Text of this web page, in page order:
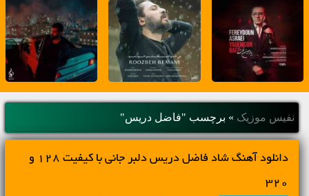
نفیس موزیک » برچسب "فاضل دریس"
دانلود آهنگ شاد فاضل دریس دلبر جانی با کیفیت 128 و
320